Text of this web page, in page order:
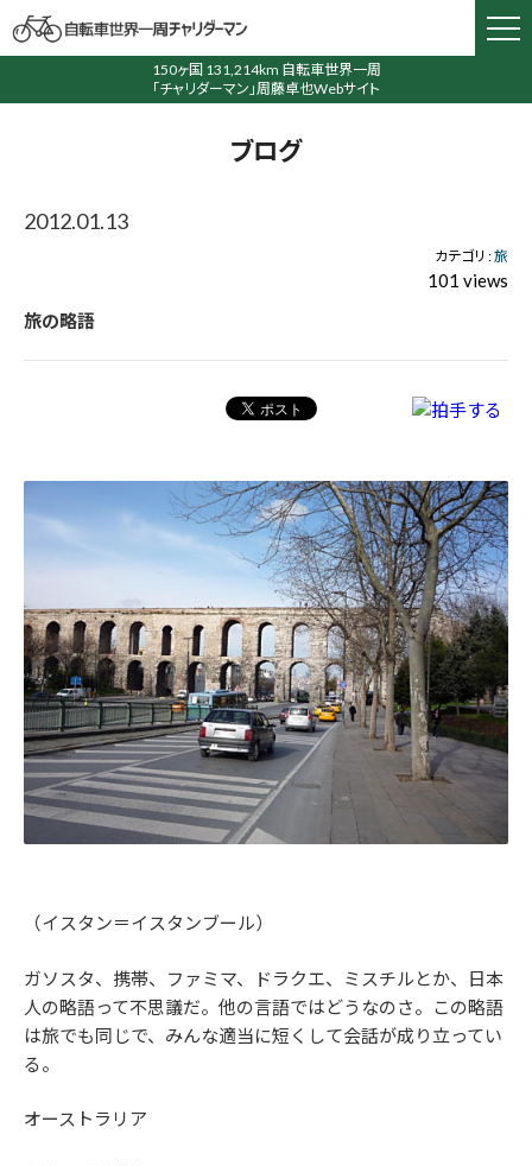
150ヶ国 131,214km 自転車世界一周
「チャリダーマン」周藤卓也Webサイト
ブログ
2012.01.13
カテゴリ :旅
101 views
旅の略語
（イスタン＝イスタンブール）
ガソスタ、携帯、ファミマ、ドラクエ、ミスチルとか、日本
人の略語って不思議だ。他の言語ではどうなのさ。この略語
は旅でも同じで、みんな適当に短くして会話が成り立ってい
る。
オーストラリア